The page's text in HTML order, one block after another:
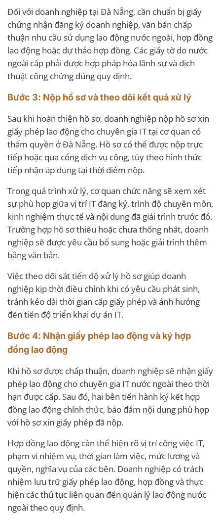
Đối với doanh nghiệp tại Đà Nẵng, cần chuẩn bị giấy
chứng nhận đăng ký doanh nghiệp, văn bản chấp
thuận nhu cầu sử dụng lao động nước ngoài, hợp đồng
lao động hoặc dự thảo hợp đồng. Các giấy tờ do nước
ngoài cấp phải được hợp pháp hóa lãnh sự và dịch
thuật công chứng đúng quy định.
Bước 3: Nộp hồ sơ và theo dõi kết quả xử lý
Sau khi hoàn thiện hồ sơ, doanh nghiệp nộp hồ sơ xin
giấy phép lao động cho chuyên gia IT tại cơ quan có
thẩm quyền ở Đà Nẵng. Hồ sơ có thể được nộp trực
tiếp hoặc qua cổng dịch vụ công, tùy theo hình thức
tiếp nhận áp dụng tại thời điểm nộp.
Trong quá trình xử lý, cơ quan chức năng sẽ xem xét
sự phù hợp giữa vị trí IT đăng ký, trình độ chuyên môn,
kinh nghiệm thực tế và nội dung đã giải trình trước đó.
Trường hợp hồ sơ thiếu hoặc chưa thống nhất, doanh
nghiệp sẽ được yêu cầu bổ sung hoặc giải trình thêm
bằng văn bản.
Việc theo dõi sát tiến độ xử lý hồ sơ giúp doanh
nghiệp kịp thời điều chỉnh khi có yêu cầu phát sinh,
tránh kéo dài thời gian cấp giấy phép và ảnh hưởng
đến tiến độ triển khai dự án IT.
Bước 4: Nhận giấy phép lao động và ký hợp
đồng lao động
Khi hồ sơ được chấp thuận, doanh nghiệp sẽ nhận giấy
phép lao động cho chuyên gia IT nước ngoài theo thời
hạn được cấp. Sau đó, hai bên tiến hành ký kết hợp
đồng lao động chính thức, bảo đảm nội dung phù hợp
với hồ sơ xin giấy phép đã nộp.
Hợp đồng lao động cần thể hiện rõ vị trí công việc IT,
phạm vi nhiệm vụ, thời gian làm việc, mức lương và
quyền, nghĩa vụ của các bên. Doanh nghiệp có trách
nhiệm lưu trữ giấy phép lao động, hợp đồng và thực
hiện các thủ tục liên quan đến quản lý lao động nước
ngoài theo quy định.